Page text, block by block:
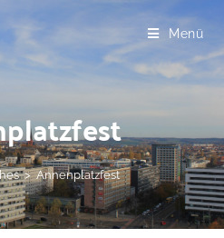
Menü
> Annenplatzfest